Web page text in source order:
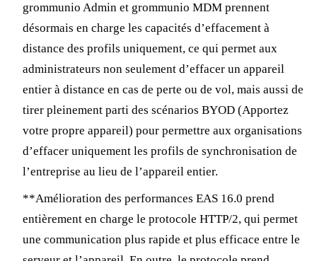
grommunio Admin et grommunio MDM prennent
désormais en charge les capacités d’effacement à
distance des profils uniquement, ce qui permet aux
administrateurs non seulement d’effacer un appareil
entier à distance en cas de perte ou de vol, mais aussi de
tirer pleinement parti des scénarios BYOD (Apportez
votre propre appareil) pour permettre aux organisations
d’effacer uniquement les profils de synchronisation de
l’entreprise au lieu de l’appareil entier.
**Amélioration des performances EAS 16.0 prend
entièrement en charge le protocole HTTP/2, qui permet
une communication plus rapide et plus efficace entre le